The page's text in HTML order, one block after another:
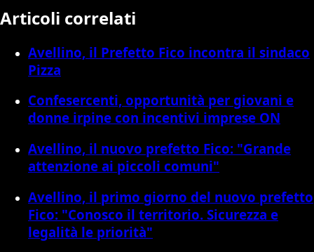
Articoli correlati
Avellino, il Prefetto Fico incontra il sindaco
Pizza
Confesercenti, opportunità per giovani e
donne irpine con incentivi imprese ON
Avellino, il nuovo prefetto Fico: "Grande
attenzione ai piccoli comuni"
Avellino, il primo giorno del nuovo prefetto
Fico: "Conosco il territorio. Sicurezza e
legalità le priorità"